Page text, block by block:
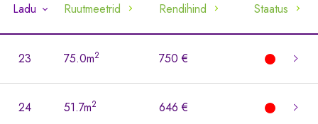
Ladu Ruutmeetrid Rendihind Staatus
23 75.0m2 750 €
24 51.7m2 646 €